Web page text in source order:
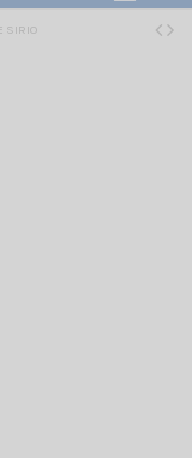
SIRIO